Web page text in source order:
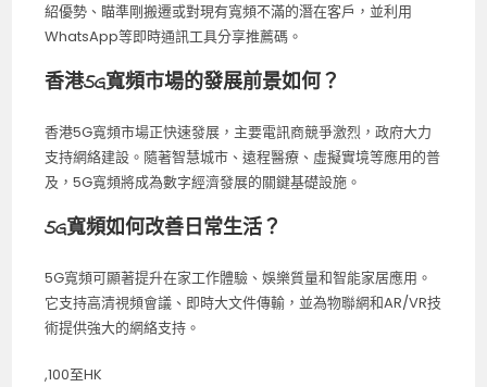
紹優勢、瞄準剛搬遷或對現有寬頻不滿的潛在客戶，並利用
WhatsApp等即時通訊工具分享推薦碼。
香港5G寬頻市場的發展前景如何？
香港5G寬頻市場正快速發展，主要電訊商競爭激烈，政府大力
支持網絡建設。隨著智慧城市、遠程醫療、虛擬實境等應用的普
及，5G寬頻將成為數字經濟發展的關鍵基礎設施。
5G寬頻如何改善日常生活？
5G寬頻可顯著提升在家工作體驗、娛樂質量和智能家居應用。
它支持高清視頻會議、即時大文件傳輸，並為物聯網和AR/VR技
術提供強大的網絡支持。
,100至HK